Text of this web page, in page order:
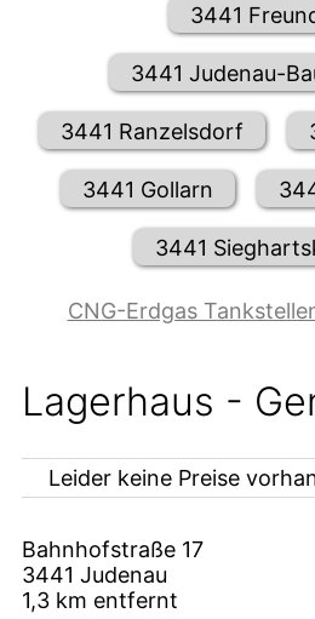
3441
3441 Judenau-
3441 Ranzelsdorf
3441 Gollarn
3441
CNG-Erdgas
Lagerhaus -
Leider keine Preise
Bahnhofstraße 17
3441 Judenau
1,3 km entfernt